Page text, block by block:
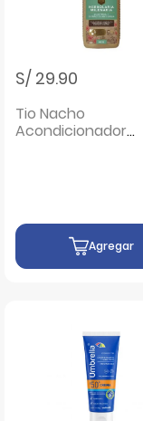
S/ 29.90
Tio Nacho
Acondicionador
Agregar